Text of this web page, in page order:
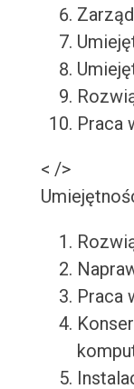
Praca
< />
Praca